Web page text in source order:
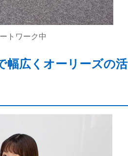
トワーク中
幅広くオーリーズの活